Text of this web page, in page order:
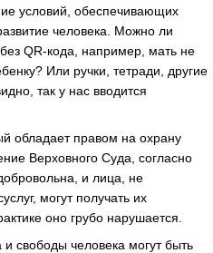
условий, обеспечивающих
человека. Можно ли
QR-кода, например, мать не
Или ручки, тетради, другие
так у нас вводится
обладает правом на охрану
Верховного Суда, согласно
и лица, не
могут получать их
оно грубо нарушается.
свободы человека могут быть